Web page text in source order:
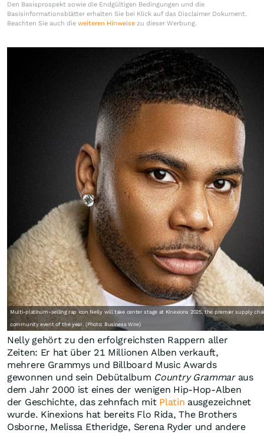
Den Basisprospekt sowie die Endgültigen Bedingungen und die
Basisinformationsblätter erhalten Sie bei Klick auf das Disclaimer Dokument.
Beachten Sie auch die weiteren Hinweise zu dieser Werbung.
Multi-platinum-selling rap icon Nelly will take center stage at Kinexions 2025, the premier supply
community event of the year. (Photo: Business Wire)
Nelly gehört zu den erfolgreichsten Rappern aller
Zeiten: Er hat über 21 Millionen Alben verkauft,
mehrere Grammys und Billboard Music Awards
gewonnen und sein Debütalbum Country Grammaraus
dem Jahr 2000 ist eines der wenigen Hip-Hop-Alben
der Geschichte, das zehnfach mit Platin ausgezeichnet
wurde. Kinexions hat bereits Flo Rida, The Brothers
Osborne, Melissa Etheridge, Serena Ryder und andere